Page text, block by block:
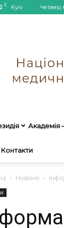
C Kyiv Четвер,
Академія
Контакти
Новини